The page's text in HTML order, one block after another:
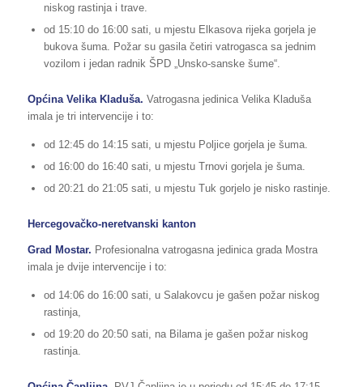
niskog rastinja i trave.
od 15:10 do 16:00 sati, u mjestu Elkasova rijeka gorjela je
bukova šuma. Požar su gasila četiri vatrogasca sa jednim
vozilom i jedan radnik ŠPD „Unsko-sanske šume“.
Općina Velika Kladuša. Vatrogasna jedinica Velika Kladuša
imala je tri intervencije i to:
od 12:45 do 14:15 sati, u mjestu Poljice gorjela je šuma.
od 16:00 do 16:40 sati, u mjestu Trnovi gorjela je šuma.
od 20:21 do 21:05 sati, u mjestu Tuk gorjelo je nisko rastinje.
Hercegovačko-neretvanski kanton
Grad Mostar. Profesionalna vatrogasna jedinica grada Mostra
imala je dvije intervencije i to:
od 14:06 do 16:00 sati, u Salakovcu je gašen požar niskog
rastinja,
od 19:20 do 20:50 sati, na Bilama je gašen požar niskog
rastinja.